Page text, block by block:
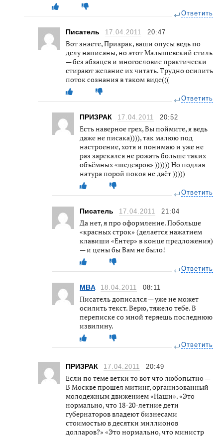
Ответить
Писатель 17.04.2011 20:47
Вот знаете, Призрак, ваши опусы ведь по
делу написаны, но этот Малышевский стиль
— без абзацев и многословие практически
стирают желание их читать. Трудно осилить
поток сознания в таком виде(((
Ответить
ПРИЗРАК 17.04.2011 20:52
Есть наверное грех, Вы поймите, я ведь
даже не писака)))), так малюю под
настроение, хотя и понимаю и уже не
раз зарекался не рожать больше таких
объёмных «шедевров» )))))) Но подлая
натура порой покоя не даёт )))))
Ответить
Писатель 17.04.2011 21:04
Да нет, я про оформление. Побольше
«красных строк» (делается нажатием
клавиши «Ентер» в конце предложения)
— и цены бы Вам не было!
Ответить
MBA 18.04.2011 08:11
Писатель дописался — уже не может
осилить текст. Верю, тяжело тебе. В
переписке со мной теряешь последнюю
извилину.
Ответить
ПРИЗРАК 17.04.2011 20:49
Если по теме ветки то вот что любопытно —
В Москве прошел митинг, организованный
молодежным движением «Наши». «Это
нормально, что 18-20-летние дети
губернаторов владеют бизнесами
стоимостью в десятки миллионов
долларов?» «Это нормально, что министр